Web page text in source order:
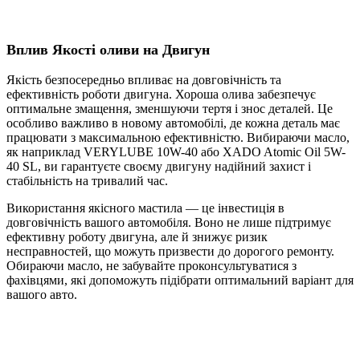
Вплив Якості оливи на Двигун
Якість безпосередньо впливає на довговічність та
ефективність роботи двигуна. Хороша олива забезпечує
оптимальне змащення, зменшуючи тертя і знос деталей. Це
особливо важливо в новому автомобілі, де кожна деталь має
працювати з максимальною ефективністю. Вибираючи масло,
як наприклад VERYLUBE 10W-40 або XADO Atomic Oil 5W-
40 SL, ви гарантуєте своєму двигуну надійний захист і
стабільність на тривалий час.
Використання якісного мастила — це інвестиція в
довговічність вашого автомобіля. Воно не лише підтримує
ефективну роботу двигуна, але й знижує ризик
несправностей, що можуть призвести до дорогого ремонту.
Обираючи масло, не забувайте проконсультуватися з
фахівцями, які допоможуть підібрати оптимальний варіант для
вашого авто.